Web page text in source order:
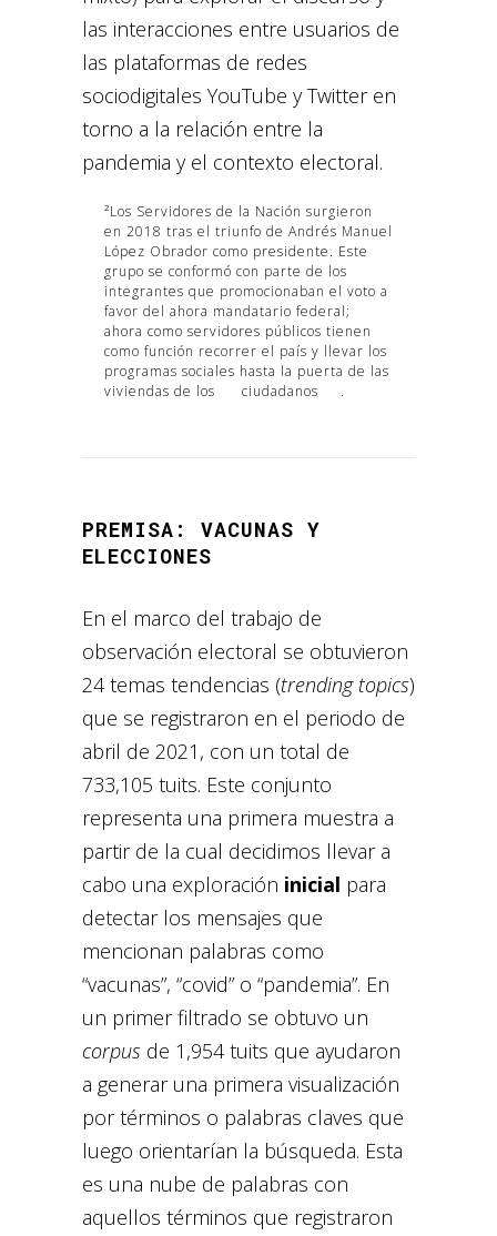
las interacciones entre usuarios de
las plataformas de redes
sociodigitales YouTube y Twitter en
torno a la relación entre la
pandemia y el contexto electoral.
²Los Servidores de la Nación surgieron
en 2018 tras el triunfo de Andrés Manuel
López Obrador como presidente. Este
grupo se conformó con parte de los
integrantes que promocionaban el voto a
favor del ahora mandatario federal;
ahora como servidores públicos tienen
como función recorrer el país y llevar los
programas sociales hasta la puerta de las
viviendas de los
ciudadanos .
PREMISA: VACUNAS Y
ELECCIONES
En el marco del trabajo de
observación electoral se obtuvieron
24 temas tendencias (trending topics)
que se registraron en el periodo de
abril de 2021, con un total de
733,105 tuits. Este conjunto
representa una primera muestra a
partir de la cual decidimos llevar a
cabo una exploración inicial para
detectar los mensajes que
mencionan palabras como
“vacunas”, “covid” o “pandemia”. En
un primer filtrado se obtuvo un
corpus de 1,954 tuits que ayudaron
a generar una primera visualización
por términos o palabras claves que
luego orientarían la búsqueda. Esta
es una nube de palabras con
aquellos términos que registraron